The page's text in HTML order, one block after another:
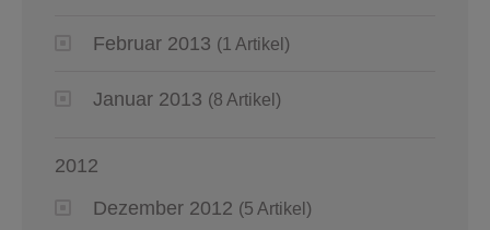
Februar 2013 (1 Artikel)
Januar 2013 (8 Artikel)
2012
Dezember 2012 (5 Artikel)